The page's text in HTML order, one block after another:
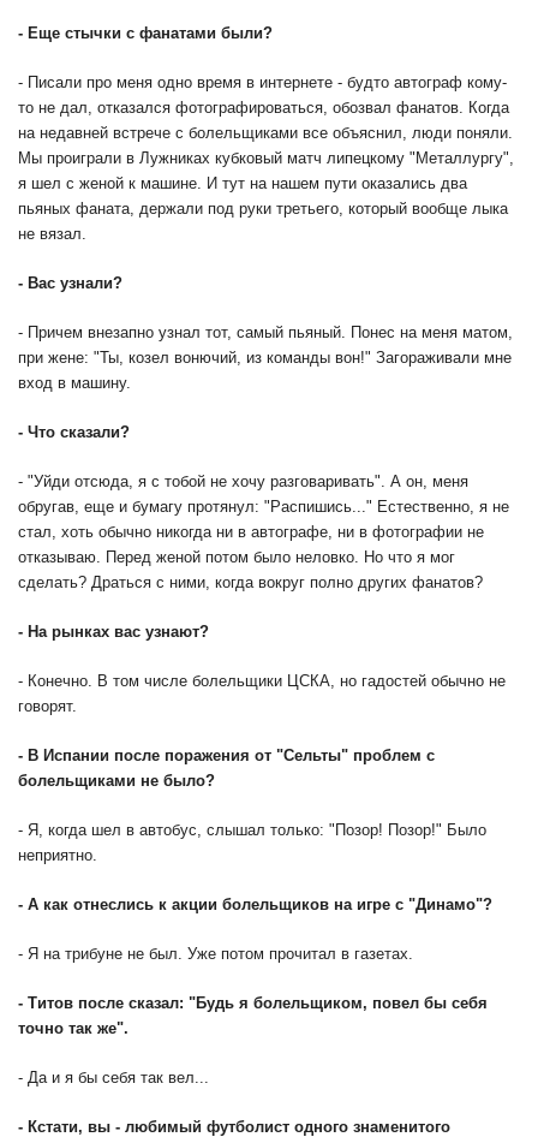
- Еще стычки с фанатами были?
- Писали про меня одно время в интернете - будто автограф кому-
то не дал, отказался фотографироваться, обозвал фанатов. Когда
на недавней встрече с болельщиками все объяснил, люди поняли.
Мы проиграли в Лужниках кубковый матч липецкому "Металлургу",
я шел с женой к машине. И тут на нашем пути оказались два
пьяных фаната, держали под руки третьего, который вообще лыка
не вязал.
- Вас узнали?
- Причем внезапно узнал тот, самый пьяный. Понес на меня матом,
при жене: "Ты, козел вонючий, из команды вон!" Загораживали мне
вход в машину.
- Что сказали?
- "Уйди отсюда, я с тобой не хочу разговаривать". А он, меня
обругав, еще и бумагу протянул: "Распишись..." Естественно, я не
стал, хоть обычно никогда ни в автографе, ни в фотографии не
отказываю. Перед женой потом было неловко. Но что я мог
сделать? Драться с ними, когда вокруг полно других фанатов?
- На рынках вас узнают?
- Конечно. В том числе болельщики ЦСКА, но гадостей обычно не
говорят.
- В Испании после поражения от "Сельты" проблем с
болельщиками не было?
- Я, когда шел в автобус, слышал только: "Позор! Позор!" Было
неприятно.
- А как отнеслись к акции болельщиков на игре с "Динамо"?
- Я на трибуне не был. Уже потом прочитал в газетах.
- Титов после сказал: "Будь я болельщиком, повел бы себя
точно так же".
- Да и я бы себя так вел...
- Кстати, вы - любимый футболист одного знаменитого